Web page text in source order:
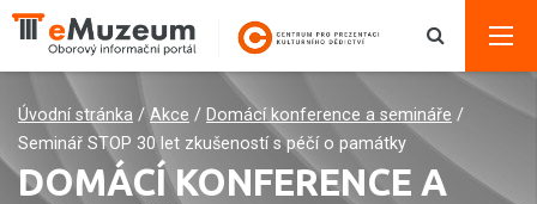
Úvodní stránka / Akce / Domácí konference a semináře /
Seminář STOP 30 let zkušeností s péčí o památky
DOMÁCÍ KONFERENCE A